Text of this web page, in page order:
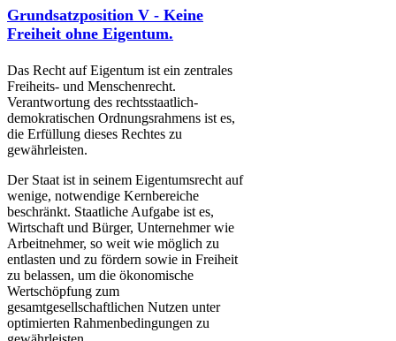
Grundsatzposition V - Keine
Freiheit ohne Eigentum.
Das Recht auf Eigentum ist ein zentrales
Freiheits- und Menschenrecht.
Verantwortung des rechtsstaatlich-
demokratischen Ordnungsrahmens ist es,
die Erfüllung dieses Rechtes zu
gewährleisten.
Der Staat ist in seinem Eigentumsrecht auf
wenige, notwendige Kernbereiche
beschränkt. Staatliche Aufgabe ist es,
Wirtschaft und Bürger, Unternehmer wie
Arbeitnehmer, so weit wie möglich zu
entlasten und zu fördern sowie in Freiheit
zu belassen, um die ökonomische
Wertschöpfung zum
gesamtgesellschaftlichen Nutzen unter
optimierten Rahmenbedingungen zu